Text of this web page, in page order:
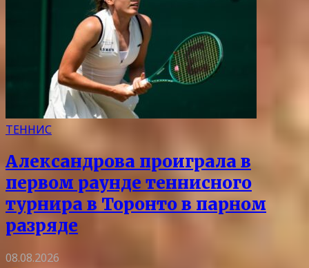
ТЕННИС
Александрова проиграла в
первом раунде теннисного
турнира в Торонто в парном
разряде
08.08.2026